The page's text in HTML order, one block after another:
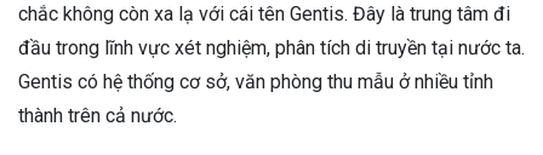
chắc không còn xa lạ với cái tên Gentis. Đây là trung tâm đi
đầu trong lĩnh vực xét nghiệm, phân tích di truyền tại nước ta.
Gentis có hệ thống cơ sở, văn phòng thu mẫu ở nhiều tỉnh
thành trên cả nước.